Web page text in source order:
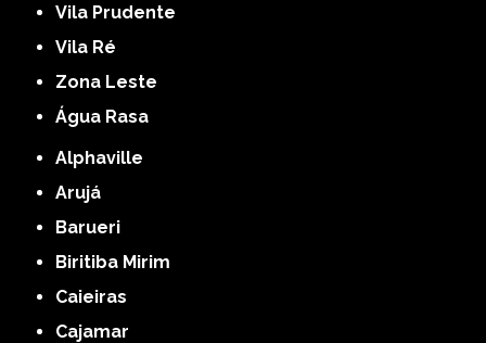
Vila Prudente
Vila Ré
Zona Leste
Água Rasa
Alphaville
Arujá
Barueri
Biritiba Mirim
Caieiras
Cajamar